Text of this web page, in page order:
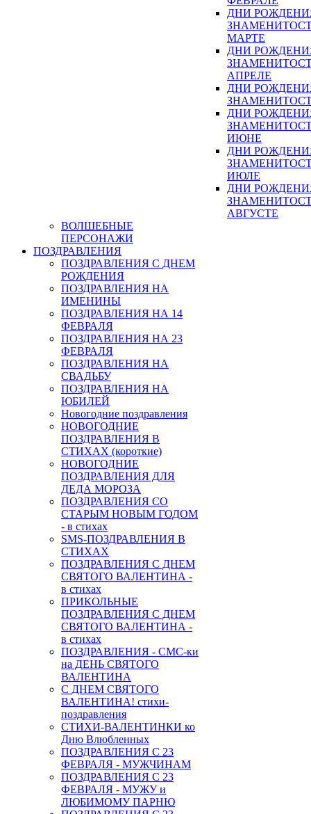
ДНИ
МАРТЕ
ДНИ
АПРЕЛЕ
ДНИ
ДНИ
ИЮНЕ
ДНИ
ИЮЛЕ
ДНИ
АВГУСТЕ
ВОЛШЕБНЫЕ
ПЕРСОНАЖИ
ПОЗДРАВЛЕНИЯ
ПОЗДРАВЛЕНИЯ С ДНЕМ
РОЖДЕНИЯ
ПОЗДРАВЛЕНИЯ НА
ИМЕНИНЫ
ПОЗДРАВЛЕНИЯ НА 14
ФЕВРАЛЯ
ПОЗДРАВЛЕНИЯ НА 23
ФЕВРАЛЯ
ПОЗДРАВЛЕНИЯ НА
СВАДЬБУ
ПОЗДРАВЛЕНИЯ НА
ЮБИЛЕЙ
Новогодние поздравления
НОВОГОДНИЕ
ПОЗДРАВЛЕНИЯ В
СТИХАХ (короткие)
НОВОГОДНИЕ
ПОЗДРАВЛЕНИЯ ДЛЯ
ДЕДА МОРОЗА
ПОЗДРАВЛЕНИЯ СО
СТАРЫМ НОВЫМ ГОДОМ
- в стихах
SMS-ПОЗДРАВЛЕНИЯ В
СТИХАХ
ПОЗДРАВЛЕНИЯ С ДНЕМ
СВЯТОГО ВАЛЕНТИНА -
в стихах
ПРИКОЛЬНЫЕ
ПОЗДРАВЛЕНИЯ С ДНЕМ
СВЯТОГО ВАЛЕНТИНА -
в стихах
ПОЗДРАВЛЕНИЯ - СМС-ки
на ДЕНЬ СВЯТОГО
ВАЛЕНТИНА
С ДНЕМ СВЯТОГО
ВАЛЕНТИНА! стихи-
поздравления
СТИХИ-ВАЛЕНТИНКИ ко
Дню Влюбленных
ПОЗДРАВЛЕНИЯ С 23
ФЕВРАЛЯ - МУЖЧИНАМ
ПОЗДРАВЛЕНИЯ С 23
ФЕВРАЛЯ - МУЖУ и
ЛЮБИМОМУ ПАРНЮ